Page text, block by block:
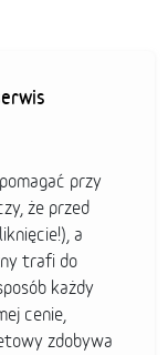
przy
że przed
a
trafi do
każdy
cenie,
zdobywa